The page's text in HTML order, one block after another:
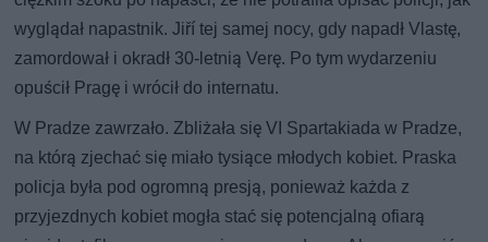
wyglądał napastnik. Jiří tej samej nocy, gdy napadł Vlastę,
zamordował i okradł 30-letnią Verę. Po tym wydarzeniu
opuścił Pragę i wrócił do internatu.
W Pradze zawrzało. Zbliżała się VI Spartakiada w Pradze,
na którą zjechać się miało tysiące młodych kobiet. Praska
policja była pod ogromną presją, ponieważ każda z
przyjezdnych kobiet mogła stać się potencjalną ofiarą